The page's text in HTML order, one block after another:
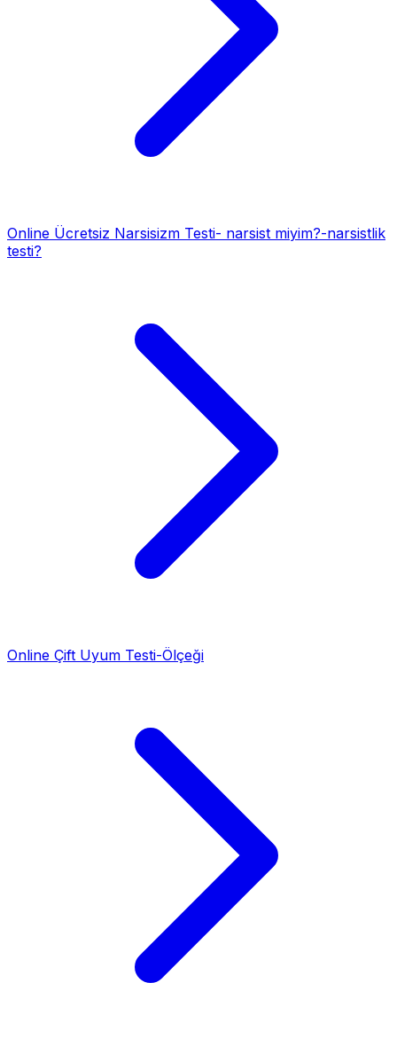
Online Ücretsiz Narsisizm Testi- narsist miyim?-narsistlik
testi?
Online Çift Uyum Testi-Ölçeği